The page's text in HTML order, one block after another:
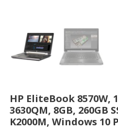
HP EliteBook 8570W,
3630QM, 8GB, 260GB
K2000M, Windows 10